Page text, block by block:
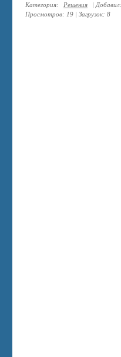
Категория: Решения | Добавил
Просмотров: 19 | Загрузок: 8